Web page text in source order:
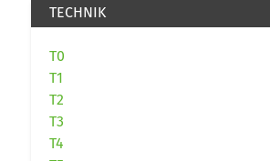
TECHNIK
T0
T1
T2
T3
T4